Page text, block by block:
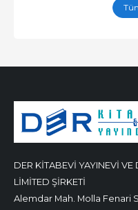
DER KİTABEVİ YAYINEVİ
LİMİTED ŞİRKETİ
Alemdar Mah. Molla Fenari